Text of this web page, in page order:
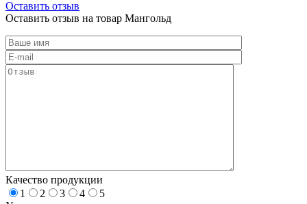
Оставить отзыв
Оставить отзыв на товар Мангольд
Качество продукции
1
2 3 4
5